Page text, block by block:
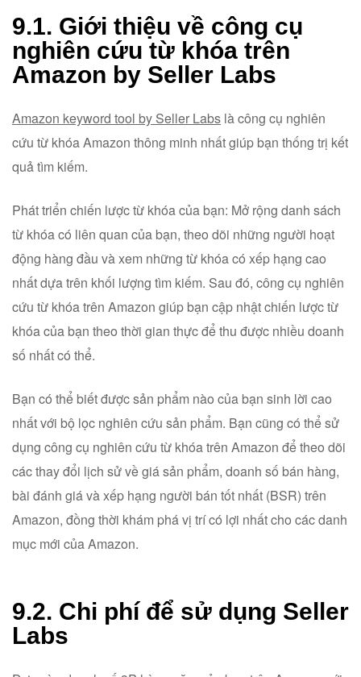
9.1. Giới thiệu về công cụ
nghiên cứu từ khóa trên
Amazon by Seller Labs
Amazon keyword tool by Seller Labs là công cụ nghiên
cứu từ khóa Amazon thông minh nhất giúp bạn thống trị kết
quả tìm kiếm.
Phát triển chiến lược từ khóa của bạn: Mở rộng danh sách
từ khóa có liên quan của bạn, theo dõi những người hoạt
động hàng đầu và xem những từ khóa có xếp hạng cao
nhất dựa trên khối lượng tìm kiếm. Sau đó, công cụ nghiên
cứu từ khóa trên Amazon giúp bạn cập nhật chiến lược từ
khóa của bạn theo thời gian thực để thu được nhiều doanh
số nhất có thể.
Bạn có thể biết được sản phẩm nào của bạn sinh lời cao
nhất với bộ lọc nghiên cứu sản phẩm. Bạn cũng có thể sử
dụng công cụ nghiên cứu từ khóa trên Amazon để theo dõi
các thay đổi lịch sử về giá sản phẩm, doanh số bán hàng,
bài đánh giá và xếp hạng người bán tốt nhất (BSR) trên
Amazon, đồng thời khám phá vị trí có lợi nhất cho các danh
mục mới của Amazon.
9.2. Chi phí để sử dụng Seller
Labs